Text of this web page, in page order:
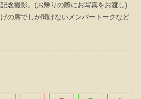
念撮影。(お帰りの際にお写真をお渡し)
の席でしか聞けないメンバートークなど